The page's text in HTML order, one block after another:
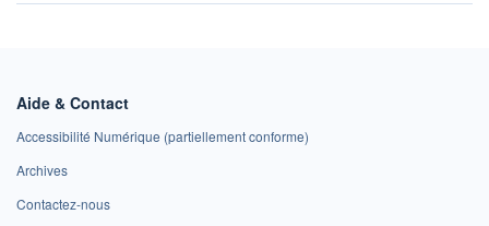
Aide & Contact
Accessibilité Numérique (partiellement conforme)
Archives
Contactez-nous